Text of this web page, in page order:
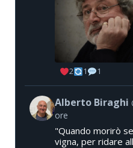
2 1 1
Alberto Biraghi
ore
"Quando morirò
vigna, per ridare